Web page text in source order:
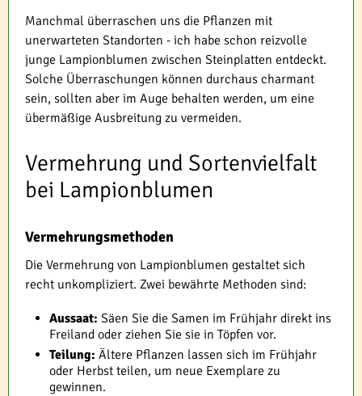
Manchmal überraschen uns die Pflanzen mit
unerwarteten Standorten - ich habe schon reizvolle
junge Lampionblumen zwischen Steinplatten entdeckt.
Solche Überraschungen können durchaus charmant
sein, sollten aber im Auge behalten werden, um eine
übermäßige Ausbreitung zu vermeiden.
Vermehrung und Sortenvielfalt
bei Lampionblumen
Vermehrungsmethoden
Die Vermehrung von Lampionblumen gestaltet sich
recht unkompliziert. Zwei bewährte Methoden sind:
Aussaat: Säen Sie die Samen im Frühjahr direkt ins
Freiland oder ziehen Sie sie in Töpfen vor.
Teilung: Ältere Pflanzen lassen sich im Frühjahr
oder Herbst teilen, um neue Exemplare zu
gewinnen.